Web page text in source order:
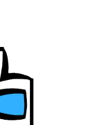
Outlook Live